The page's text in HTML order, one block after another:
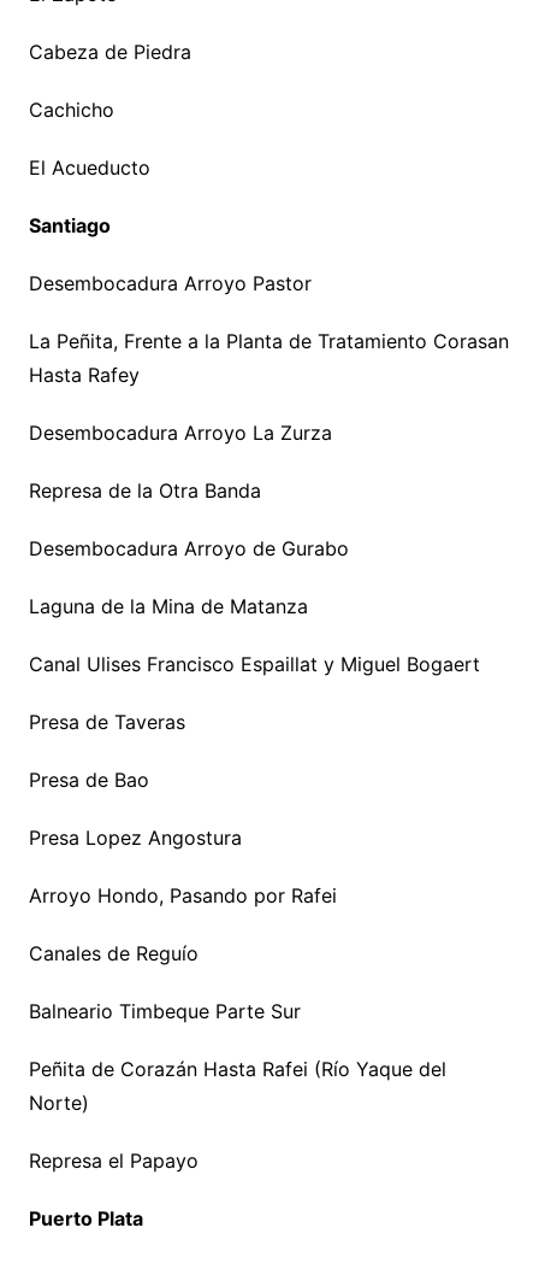
Cabeza de Piedra
Cachicho
El Acueducto
Santiago
Desembocadura Arroyo Pastor
La Peñita, Frente a la Planta de Tratamiento Corasan
Hasta Rafey
Desembocadura Arroyo La Zurza
Represa de la Otra Banda
Desembocadura Arroyo de Gurabo
Laguna de la Mina de Matanza
Canal Ulises Francisco Espaillat y Miguel Bogaert
Presa de Taveras
Presa de Bao
Presa Lopez Angostura
Arroyo Hondo, Pasando por Rafei
Canales de Reguío
Balneario Timbeque Parte Sur
Peñita de Corazán Hasta Rafei (Río Yaque del
Norte)
Represa el Papayo
Puerto Plata